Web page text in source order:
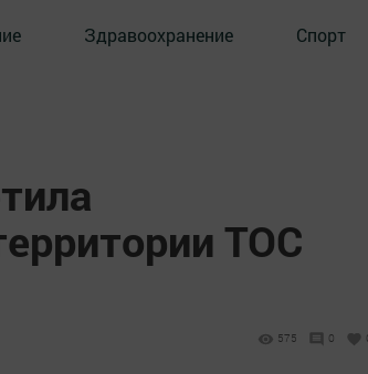
Здравоохранение Спорт
ТОС
575 0